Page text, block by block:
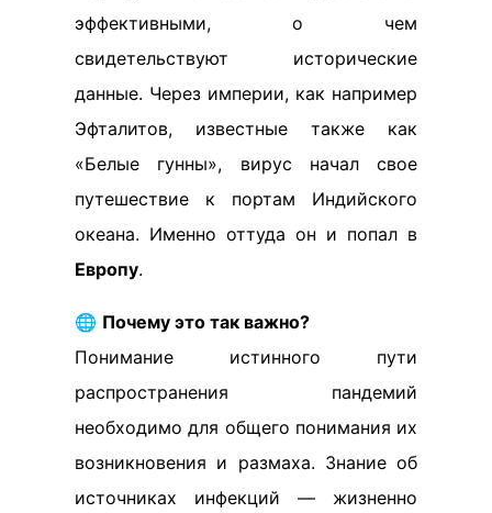
эффективными, о чем
свидетельствуют исторические
данные. Через империи, как например
Эфталитов, известные также как
«Белые гунны», вирус начал свое
путешествие к портам Индийского
океана. Именно оттуда он и попал в
Европу.
🌐 Почему это так важно?
Понимание истинного пути
распространения пандемий
необходимо для общего понимания их
возникновения и размаха. Знание об
источниках инфекций — жизненно